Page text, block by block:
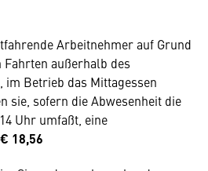
Arbeitnehmer auf Grund
außerhalb des
Betrieb das Mittagessen
sie, sofern die Abwesenheit die
Uhr umfaßt, eine
€ 18,56